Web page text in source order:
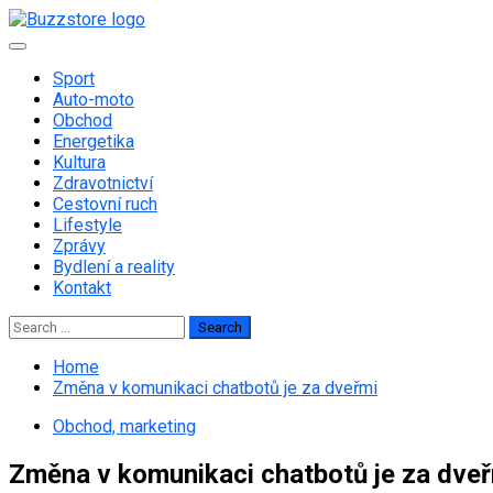
Skip
to
Primary
Sport
Auto-moto
Obchod
Energetika
Kultura
Zdravotnictví
Cestovní ruch
Lifestyle
Zprávy
Bydlení a reality
Kontakt
Search
for:
Home
Změna v komunikaci chatbotů je za dveřmi
Obchod, marketing
Změna v komunikaci chatbotů je za